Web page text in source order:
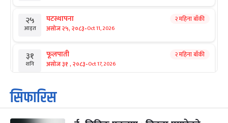
२५
आइत
घटस्थापना
असोज २५, २०८३-Oct 11, 2026
२ महिना बाँकी
३१
शनि
फूलपाती
असोज ३१ , २०८३-Oct 17, 2026
२ महिना बाँकी
१
आइत
कार्तिक सङ्क्रान्ति
कार्तिक १, २०८३
सिफारिस